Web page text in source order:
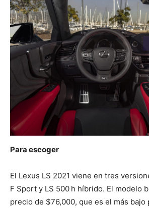
Para escoger
El Lexus LS 2021 viene en tres
F Sport y LS 500 h híbrido. El modelo
precio de $76,000, que es el más bajo